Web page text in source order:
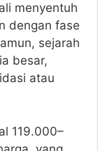
menyentuh
dengan fase
sejarah
besar,
atau
119.000–